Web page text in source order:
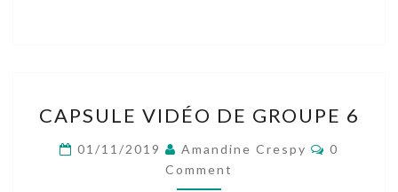
VIDÉO
GROUPE
6
CAPSULE VIDÉO DE GROUPE 6
01/11/2019 Amandine Crespy
0
Comment